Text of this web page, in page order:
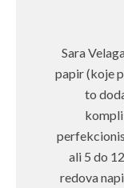
Sara
papir (koje
to
ali 5 do
redova